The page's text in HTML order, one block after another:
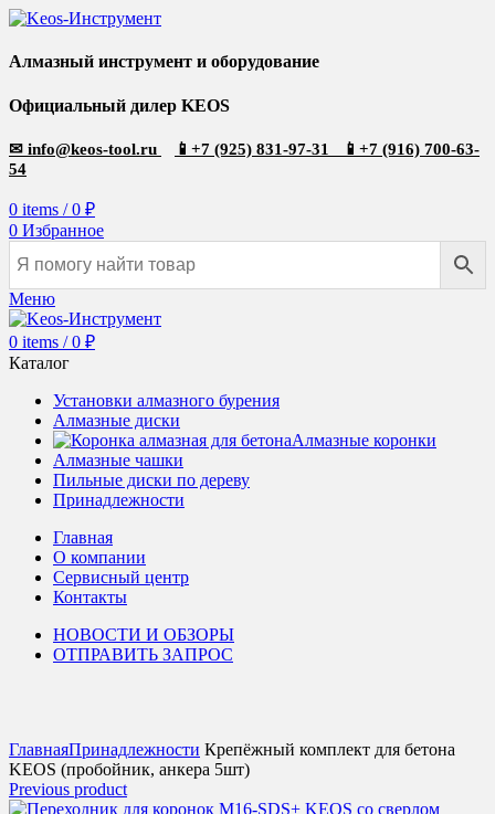
Алмазный инструмент и оборудование
Официальный дилер KEOS
✉ info@keos-tool.ru 📱 +7 (925) 831-97-31 📱 +7 (916) 700-63-
54
0 items / 0 ₽
0 Избранное
Меню
0 items / 0 ₽
Каталог
Установки алмазного бурения
Алмазные диски
Алмазные коронки
Алмазные чашки
Пильные диски по дереву
Принадлежности
Главная
О компании
Сервисный центр
Контакты
НОВОСТИ И ОБЗОРЫ
ОТПРАВИТЬ ЗАПРОС
ГлавнаяПринадлежности Крепёжный комплект для бетона
KEOS (пробойник, анкера 5шт)
Previous product